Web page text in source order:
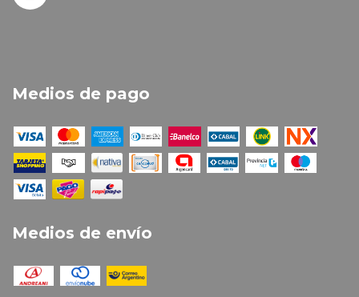
Medios de pago
Medios de envío